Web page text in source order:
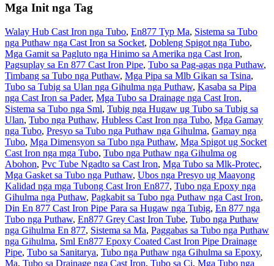
Mga Init nga Tag
Walay Hub Cast Iron nga Tubo, En877 Typ Ma, Sistema sa Tubo
nga Puthaw nga Cast Iron sa Socket, Dobleng Spigot nga Tubo,
Mga Gamit sa Pagluto nga Hinimo sa Amerika nga Cast Iron,
Pagsuplay sa En 877 Cast Iron Pipe, Tubo sa Pag-agas nga Puthaw,
Timbang sa Tubo nga Puthaw, Mga Pipa sa Mlb Gikan sa Tsina,
Tubo sa Tubig sa Ulan nga Gihulma nga Puthaw, Kasaba sa Pipa
nga Cast Iron sa Pader, Mga Tubo sa Drainage nga Cast Iron,
Sistema sa Tubo nga Sml, Tubig nga Hugaw ug Tubo sa Tubig sa
Ulan, Tubo nga Puthaw, Hubless Cast Iron nga Tubo, Mga Gamay
nga Tubo, Presyo sa Tubo nga Puthaw nga Gihulma, Gamay nga
Tubo, Mga Dimensyon sa Tubo nga Puthaw, Mga Spigot ug Socket
Cast Iron nga mga Tubo, Tubo nga Puthaw nga Gihulma og
Abohon, Pvc Tube Ngadto sa Cast Iron, Mga Tubo sa Mlk-Protec,
Mga Gasket sa Tubo nga Puthaw, Ubos nga Presyo ug Maayong
Kalidad nga mga Tubong Cast Iron En877, Tubo nga Epoxy nga
Gihulma nga Puthaw, Pagkabit sa Tubo nga Puthaw nga Cast Iron,
Din En 877 Cast Iron Pipe Para sa Hugaw nga Tubig, En 877 nga
Tubo nga Puthaw, En877 Grey Cast Iron Tube, Tubo nga Puthaw
nga Gihulma En 877, Sistema sa Ma, Paggabas sa Tubo nga Puthaw
nga Gihulma, Sml En877 Epoxy Coated Cast Iron Pipe Drainage
Pipe, Tubo sa Sanitarya, Tubo nga Puthaw nga Gihulma sa Epoxy,
Ma, Tubo sa Drainage nga Cast Iron, Tubo sa Ci, Mga Tubo nga